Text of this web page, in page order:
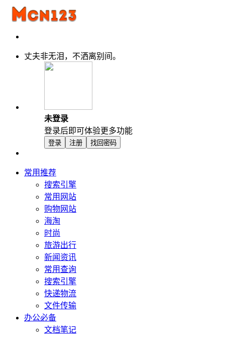
丈夫非无泪，不洒离别间。
未登录
登录后即可体验更多功能
登录 注册 找回密码
常用推荐
搜索引擎
常用网站
购物网站
海淘
时尚
旅游出行
新闻资讯
常用查询
搜索引擎
快递物流
文件传输
办公必备
文档笔记